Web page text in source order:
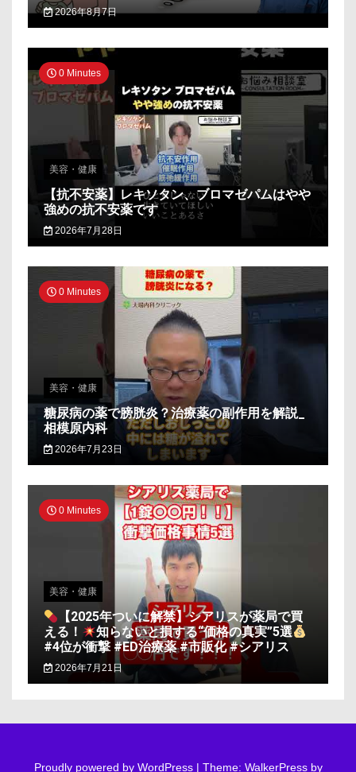
2026年8月7日
0 Minutes
美容・健康
【抗不安薬】レキソタン、ブロマゼパムはやや
強めの抗不安薬です
2026年7月28日
0 Minutes
美容・健康
糖尿病の薬で膀胱炎？治療薬の副作用を解説_
相模原内科
2026年7月23日
0 Minutes
美容・健康
【2025年ついに解禁】シアリスが薬局で買
える！
知らないと損する“価格の真実”5選
#4位が衝撃 #ED治療薬 #市販化 #シアリス
2026年7月21日
Proudly powered by WordPress | Theme: WalkerPress by